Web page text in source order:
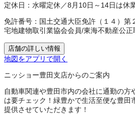
定休日： 水曜定休／8月10日～14日は休
免許番号： 国土交通大臣免許（１４）第
宅地建物取引業協会会員/東海不動産公
店舗の詳しい情報
地図をアプリで開く
ニッショー豊田支店からのご案内
自動車関連や豊田市内の会社に通勤の方
は要チェック！緑豊かで生活至便な豊田
提供させていただきます！